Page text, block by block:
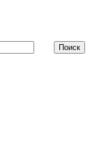
Поиск